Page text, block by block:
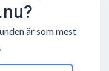
är som mest